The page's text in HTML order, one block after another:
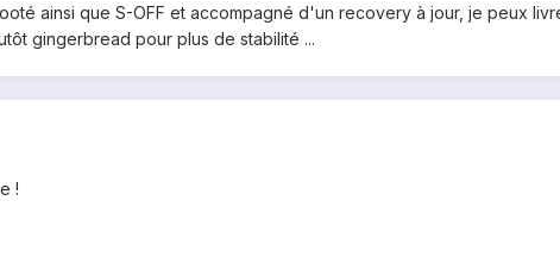
ainsi que S-OFF et accompagné d'un recovery à jour, je peux
gingerbread pour plus de stabilité ...
!